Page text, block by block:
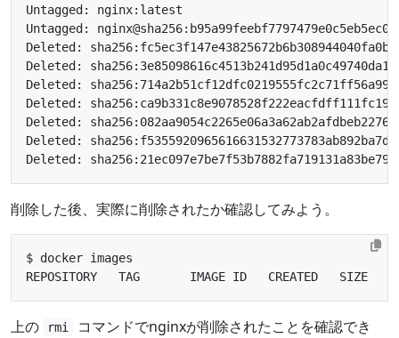
削除した後、実際に削除されたか確認してみよう。
上の rmi
コマンドでnginxが削除されたことを確認でき